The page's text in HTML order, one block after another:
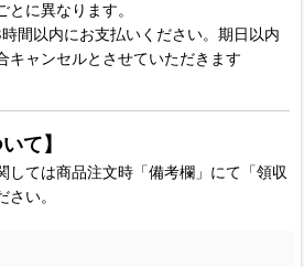
に異なります。
間以内にお支払いください。期日以内
キャンセルとさせていただきます
て】
しては商品注文時「備考欄」にて「領収
い。